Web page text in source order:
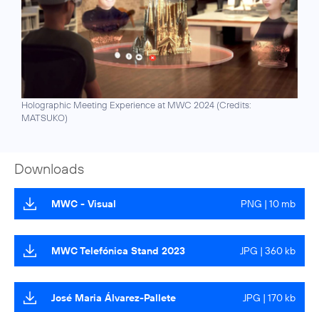
Holographic Meeting Experience at MWC 2024 (Credits:
MATSUKO)
Downloads
MWC - Visual PNG | 10 mb
MWC Telefónica Stand 2023 JPG | 360 kb
José Maria Álvarez-Pallete JPG | 170 kb